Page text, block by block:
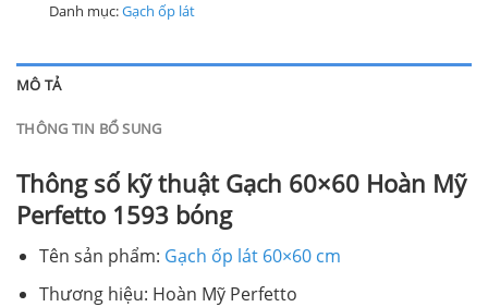
Danh mục:Gạch ốp lát
MÔ TẢ
THÔNG TIN BỔ SUNG
Thông số kỹ thuật Gạch 60×60 Hoàn Mỹ
Perfetto 1593 bóng
Tên sản phẩm: Gạch ốp lát 60×60 cm
Thương hiệu: Hoàn Mỹ Perfetto